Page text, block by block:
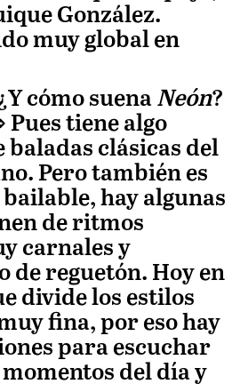
González.
muy global en
cómo suena Neón?
Pues tiene algo
clásicas del
Pero también es
hay algunas
de ritmos
carnales y
de reguetón. Hoy en
divide los estilos
fina, por eso hay
para escuchar
del día y